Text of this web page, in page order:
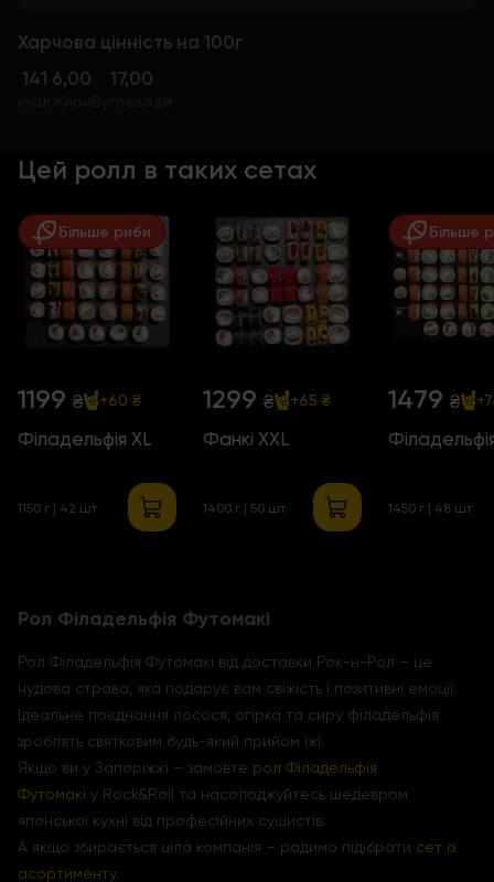
Харчова цінність на 100г
141 6,00 17,00
Цей ролл в таких сетах
Більше риби
1199 ₴ +60 ₴
Філадельфія XL
1150 г | 42 шт
1299 ₴ +65 ₴
Фанкі XXL
1400 г | 50 шт
Більше
1479 ₴
1450 г | 48 шт
Рол Філадельфія Футомакі
Рол Філадельфія Футомакі від доставки Рок-н-Рол – це
чудова страва, яка подарує вам свіжість і позитивні емоції.
Ідеальне поєднання лосося, огірка та сиру філадельфія
зроблять святковим будь-який прийом їжі.
Якщо ви у Запоріжжі – замовте рол Філадельфія
Футомакі у Rock&Roll та насолоджуйтесь шедевром
японської кухні від професійних сушистів.
А якщо збирається ціла компанія – радимо підібрати сет із
асортименту.